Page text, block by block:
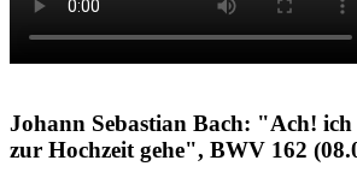
Johann Sebastian Bach: "Ach! ich
zur Hochzeit gehe", BWV 162